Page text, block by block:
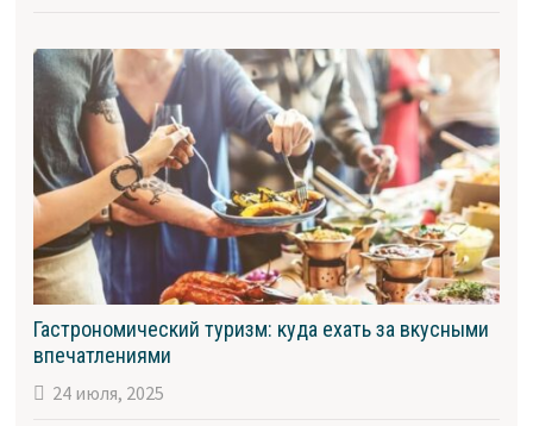
Гастрономический туризм: куда ехать за вкусными
впечатлениями
24 июля, 2025